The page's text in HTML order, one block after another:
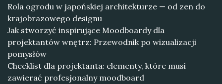
Rola ogrodu w japońskiej architekturze — od zen do
krajobrazowego designu
Jak stworzyć inspirujące Moodboardy dla
projektantów wnętrz: Przewodnik po wizualizacji
pomysłów
Checklist dla projektanta: elementy, które musi
zawierać profesjonalny moodboard